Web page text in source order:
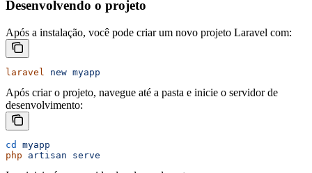
Desenvolvendo o projeto
Após a instalação, você pode criar um novo projeto Laravel com:
laravel new myapp
Após criar o projeto, navegue até a pasta e inicie o servidor de
desenvolvimento:
cd
myapp
php artisan serve